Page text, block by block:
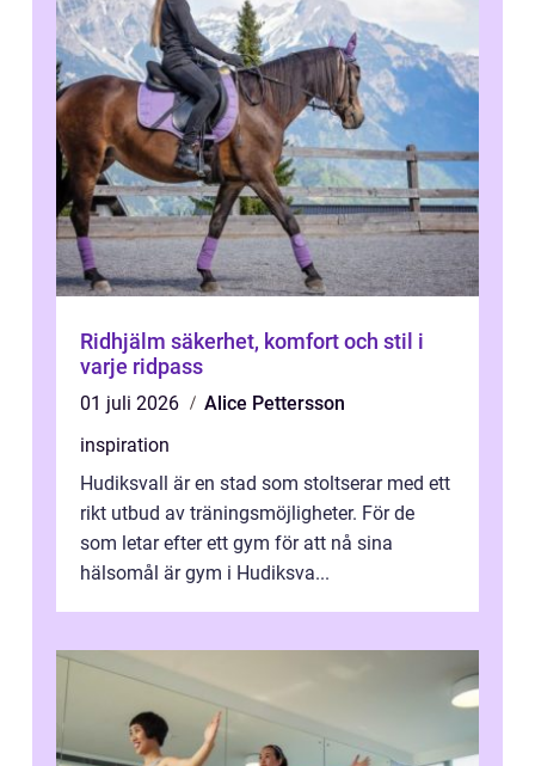
Ridhjälm säkerhet, komfort och stil i
varje ridpass
01 juli 2026
Alice Pettersson
inspiration
Hudiksvall är en stad som stoltserar med ett
rikt utbud av träningsmöjligheter. För de
som letar efter ett gym för att nå sina
hälsomål är gym i Hudiksva...